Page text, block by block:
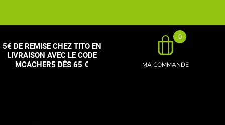
MA COMMANDE
0
5€ DE REMISE CHEZ TITO EN
LIVRAISON AVEC LE CODE
MCACHER5 DÈS 65 €